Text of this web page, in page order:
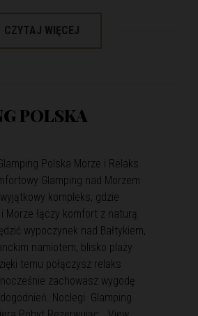
CZYTAJ WIĘCEJ
POLSKA
Polska Morze i Relaks
Glamping nad Morzem
kompleks, gdzie
Morze łączy komfort z naturą.
wypoczynek nad Bałtykiem,
namiotem, blisko plaży
temu połączysz relaks
zachowasz wygodę
Noclegi Glamping